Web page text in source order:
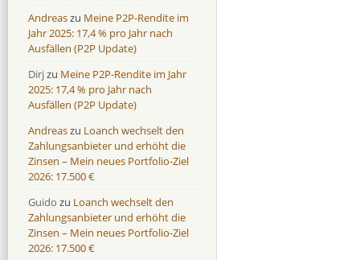
Andreaszu Meine P2P-Rendite im
Jahr 2025: 17,4 % pro Jahr nach
Ausfällen (P2P Update)
Dirjzu Meine P2P-Rendite im Jahr
2025: 17,4 % pro Jahr nach
Ausfällen (P2P Update)
Andreaszu Loanch wechselt den
Zahlungsanbieter und erhöht die
Zinsen – Mein neues Portfolio-Ziel
2026: 17.500 €
Guido zu Loanch wechselt den
Zahlungsanbieter und erhöht die
Zinsen – Mein neues Portfolio-Ziel
2026: 17.500 €